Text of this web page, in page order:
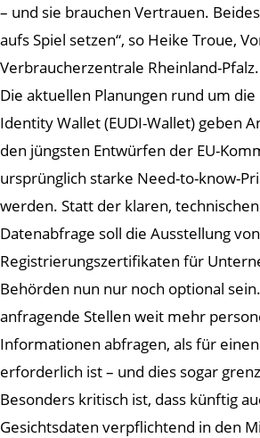
– und sie brauchen Vertrauen.
aufs Spiel setzen“, so Heike Troue,
Verbraucherzentrale Rheinland-Pfalz.
Die aktuellen Planungen rund um die
Identity Wallet (EUDI-Wallet) geben
den jüngsten Entwürfen der EU-
ursprünglich starke Need-to-know-
werden. Statt der klaren,
Datenabfrage soll die Ausstellung von
Registrierungszertifikaten für
Behörden nun nur noch optional
anfragende Stellen weit mehr
Informationen abfragen, als für
erforderlich ist – und dies sogar
Besonders kritisch ist, dass künftig
Gesichtsdaten verpflichtend in den